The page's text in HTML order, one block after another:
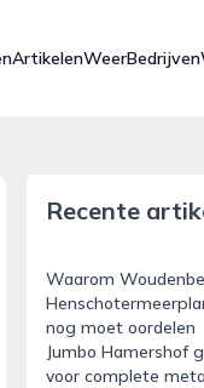
ArtikelenWeerBedrijven
Recente
Waarom
nog moet oordelen
Jumbo Hamershof
voor complete